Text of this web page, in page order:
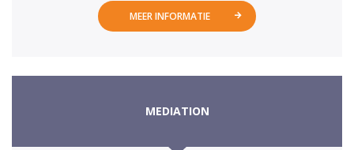
MEER INFORMATIE
MEDIATION